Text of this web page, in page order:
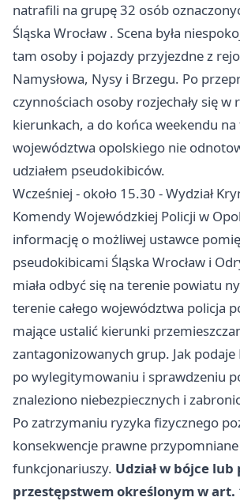
natrafili na grupę 32 osób
Śląska Wrocław . Scena była
tam osoby i pojazdy przyjezdne z
Namysłowa, Nysy i Brzegu. Po
czynnościach osoby rozjechały się w
kierunkach, a do końca weekendu
województwa opolskiego nie
udziałem pseudokibiców.
Wcześniej - około 15.30 - Wydział
Komendy Wojewódzkiej Policji w
informację o możliwej ustawce
pseudokibicami Śląska Wrocław i
miała odbyć się na terenie powiatu
terenie całego województwa policja
mające ustalić kierunki
zantagonizowanych grup. Jak podaje
po wylegitymowaniu i sprawdzeniu
znaleziono niebezpiecznych i
Po zatrzymaniu ryzyka fizycznego
konsekwencje prawne
funkcjonariuszy. Udział w bójce
przestępstwem określonym w art.